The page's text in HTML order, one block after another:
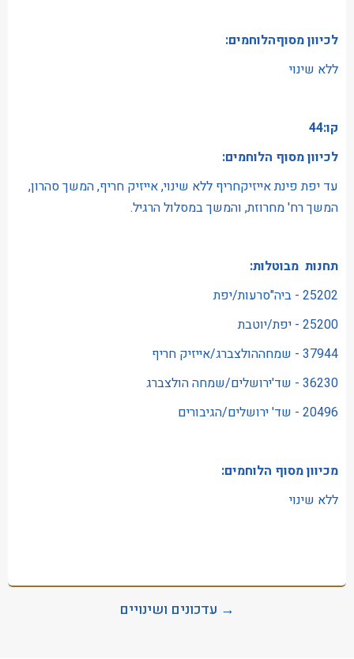
לכיוון מסוףהלוחמים:
ללא שינוי
קו:44
לכיוון מסוף הלוחמים:
עד יפת פינת אייזיקחריף ללא שינוי, אייזיק חריף, המשך סהרון,
המשך רח' מחרוזת, והמשך במסלול הרגיל.
תחנות מבוטלות:
25202 - ביה"סרעות/יפת
25200 - יפת/יוטבת
37944 - שמחההולצברג/אייזיק חריף
36230 - שד'ירושלים/שמחה הולצברג
20496 - שד' ירושלים/הגיבורים
מכיוון מסוף הלוחמים:
ללא שינוי
→ עדכונים ושינויים